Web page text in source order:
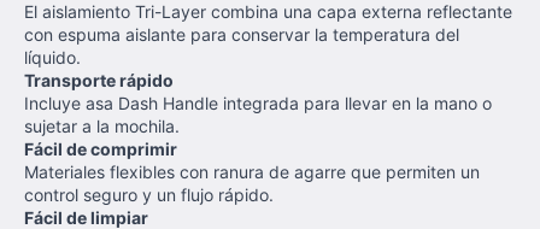
El aislamiento Tri-Layer combina una capa externa reflectante
con espuma aislante para conservar la temperatura del
líquido.
Transporte rápido
Incluye asa Dash Handle integrada para llevar en la mano o
sujetar a la mochila.
Fácil de comprimir
Materiales flexibles con ranura de agarre que permiten un
control seguro y un flujo rápido.
Fácil de limpiar